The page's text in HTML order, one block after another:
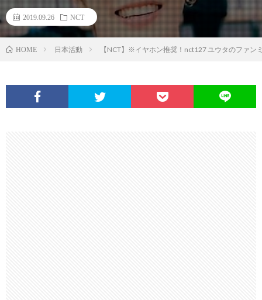
2019.09.26 NCT
HOME 日本活動 【NCT】※イヤホン推奨！nct127 ユウタのファ